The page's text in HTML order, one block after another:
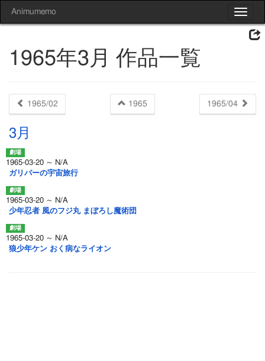
Toggle
Animumemo
1965年3月 作品一覧
1965/02 1965 1965/04
3月
1965-03-20 ～ N/A
ガリバーの宇宙旅行
1965-03-20 ～ N/A
少年忍者 風のフジ丸 まぼろし魔術団
1965-03-20 ～ N/A
狼少年ケン おく病なライオン